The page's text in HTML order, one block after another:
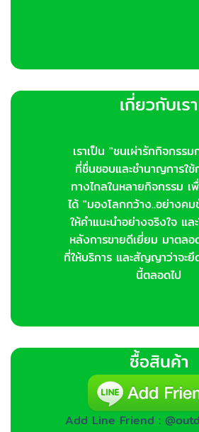
เกี่ยวกับเรา
เราเป็น "ชนเผ่ารักกิจกรร
ที่ชื่นชอบและชำนาญการใ
ทางไกลในหลายกิจกรรม เ
ได้ "มองโลกกว้าง..อย่างคม
ให้คำแนะนำอย่างจริงใจ แล
หลังการขายดีเยี่ยม มาตล
ที่ให้บริการ และสัญญาว่าจะ
นี้ตลอดไป
ซื้อสินค้า
Add Line Friend :